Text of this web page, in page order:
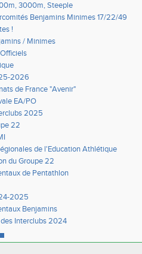
3000m, Steeple
Benjamins Minimes 17/22/49
!
/ Minimes
2026
de France "Avenir"
EA/PO
2025
22
de l'Education Athlétique
du Groupe 22
de Pentathlon
2025
Benjamins
Interclubs 2024